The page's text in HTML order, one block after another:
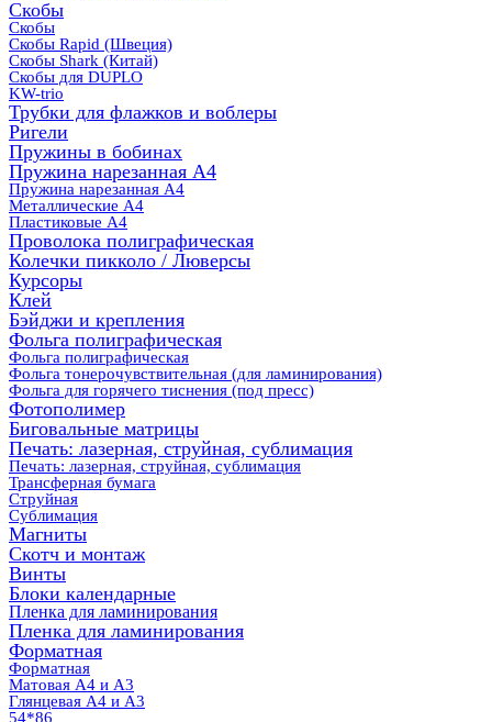
Скобы
Скобы
Скобы Rapid (Швеция)
Скобы Shark (Китай)
Скобы для DUPLO
KW-trio
Трубки для флажков и воблеры
Ригели
Пружины в бобинах
Пружина нарезанная А4
Пружина нарезанная А4
Металлические А4
Пластиковые А4
Проволока полиграфическая
Колечки пикколо / Люверсы
Курсоры
Клей
Бэйджи и крепления
Фольга полиграфическая
Фольга полиграфическая
Фольга тонерочувствительная (для ламинирования)
Фольга для горячего тиснения (под пресс)
Фотополимер
Биговальные матрицы
Печать: лазерная, струйная, сублимация
Печать: лазерная, струйная, сублимация
Трансферная бумага
Струйная
Сублимация
Магниты
Скотч и монтаж
Винты
Блоки календарные
Пленка для ламинирования
Пленка для ламинирования
Форматная
Форматная
Матовая А4 и А3
Глянцевая А4 и А3
54*86